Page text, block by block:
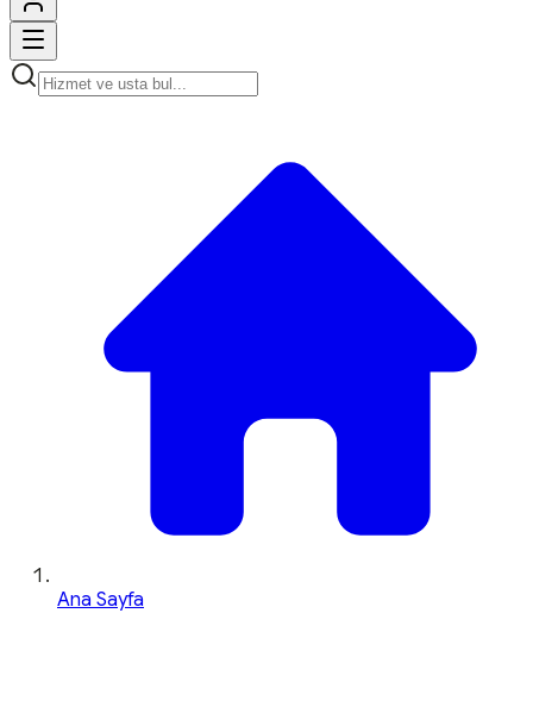
Ana Sayfa